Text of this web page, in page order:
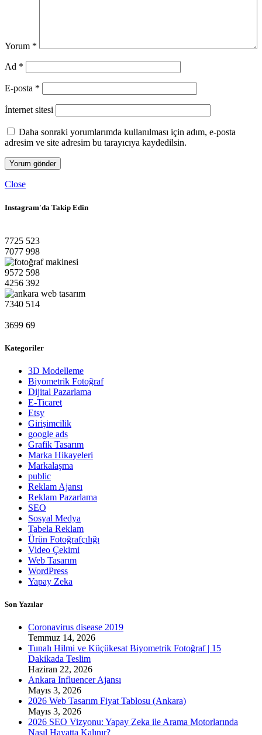
Yorum *
Ad *
E-posta *
İnternet sitesi
Daha sonraki yorumlarımda kullanılması için adım, e-posta
adresim ve site adresim bu tarayıcıya kaydedilsin.
Close
Instagram'da Takip Edin
7725 523
7077 998
9572 598
4256 392
7340 514
3699 69
Kategoriler
3D Modelleme
Biyometrik Fotoğraf
Dijital Pazarlama
E-Ticaret
Etsy
Girişimcilik
google ads
Grafik Tasarım
Marka Hikayeleri
Markalaşma
public
Reklam Ajansı
Reklam Pazarlama
SEO
Sosyal Medya
Tabela Reklam
Ürün Fotoğrafçılığı
Video Çekimi
Web Tasarım
WordPress
Yapay Zeka
Son Yazılar
Coronavirus disease 2019
Temmuz 14, 2026
Tunalı Hilmi ve Küçükesat Biyometrik Fotoğraf | 15
Dakikada Teslim
Haziran 22, 2026
Ankara Influencer Ajansı
Mayıs 3, 2026
2026 Web Tasarım Fiyat Tablosu (Ankara)
Mayıs 3, 2026
2026 SEO Vizyonu: Yapay Zeka ile Arama Motorlarında
Nasıl Hayatta Kalınır?